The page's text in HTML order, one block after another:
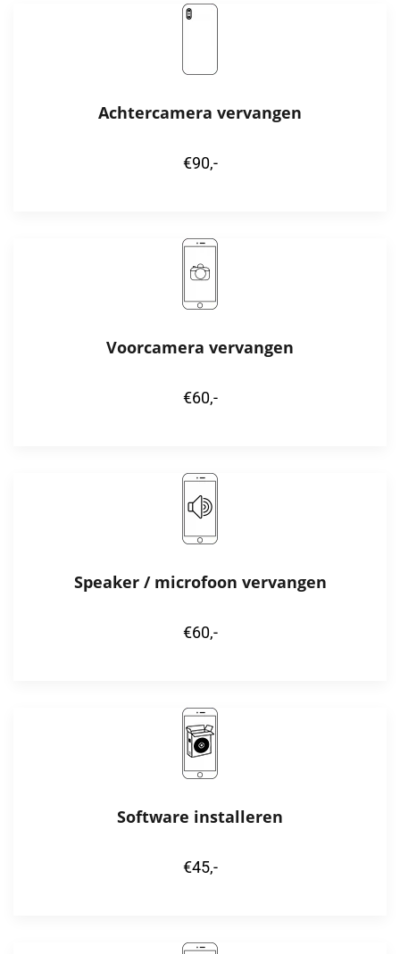
Achtercamera vervangen
€90,-
Voorcamera vervangen
€60,-
Speaker / microfoon vervangen
€60,-
Software installeren
€45,-